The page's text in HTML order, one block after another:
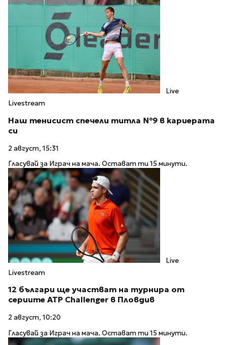
Live
Livestream
Наш тенисист спечели титла №9 в кариерата
си
2 август, 15:31
Гласувай за Играч на мача. Остават ти 15 минути.
Live
Livestream
12 българи ще участват на турнира от
сериите ATP Challenger в Пловдив
2 август, 10:20
Гласувай за Играч на мача. Остават ти 15 минути.